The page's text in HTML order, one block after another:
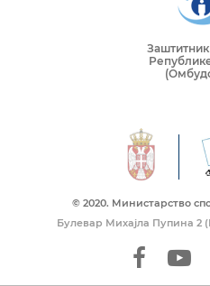
© 2020. Mинистарство
Булевар Михајла Пупина 2